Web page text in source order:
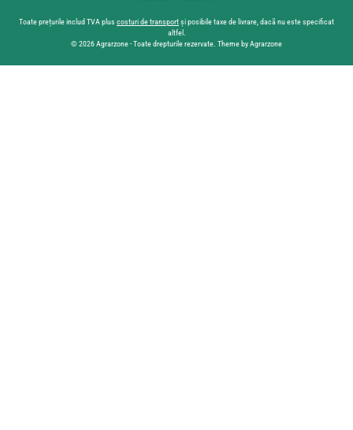
Toate prețurile includ TVA plus costuri de transportși posibile taxe de livrare, dacă nu este specificat
altfel.
© 2026 Agrarzone - Toate drepturile rezervate. Theme by Agrarzone